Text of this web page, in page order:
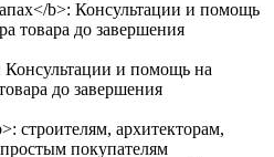
Консультации и помощь на
до завершения